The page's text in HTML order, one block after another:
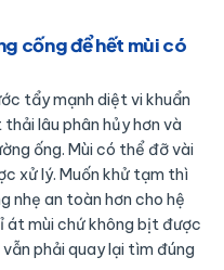
cống để hết mùi có
tẩy mạnh diệt vi khuẩn
lâu phân hủy hơn và
ống. Mùi có thể đỡ vài
xử lý. Muốn khử tạm thì
nhẹ an toàn hơn cho hệ
át mùi chứ không bịt được
phải quay lại tìm đúng